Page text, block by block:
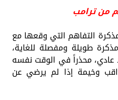
من ترامب
التفاهم التي وقعها مع
طويلة ومفصلة للغاية،
محذراً في الوقت نفسه
وخيمة إذا لم يرضي عن